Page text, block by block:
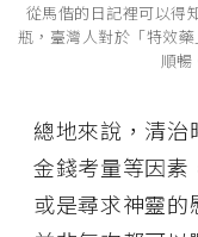
從馬偕的日記裡可以得
瓶，臺灣人對於「特效
順暢
總地來說，清
金錢考量等因素
或是尋求神靈